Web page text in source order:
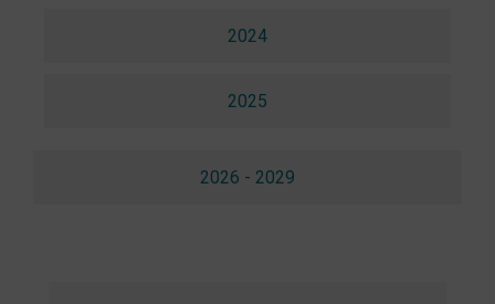
2026 - 2029
2024
2025